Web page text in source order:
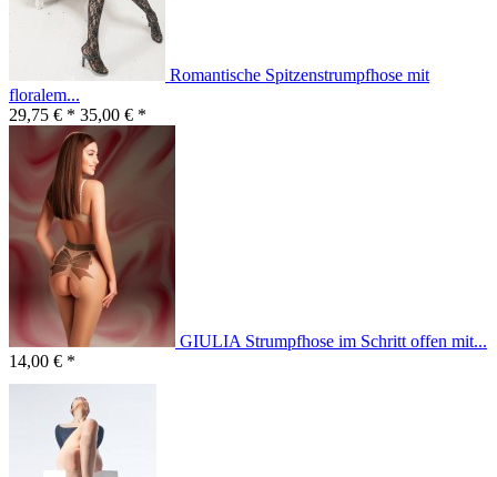
Romantische Spitzenstrumpfhose mit
floralem...
29,75 € * 35,00 € *
GIULIA Strumpfhose im Schritt offen mit...
14,00 € *